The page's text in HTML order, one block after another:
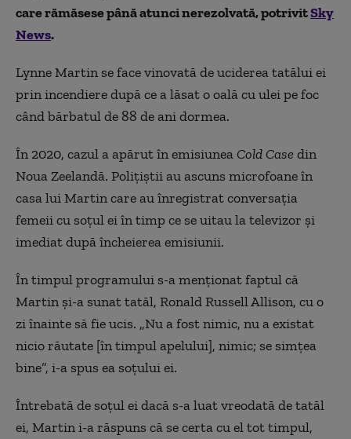
care rămăsese până atunci nerezolvată, potrivitSky
News.
Lynne Martin se face vinovată de uciderea tatălui ei
prin incendiere după ce a lăsat o oală cu ulei pe foc
când bărbatul de 88 de ani dormea.
În 2020, cazul a apărut în emisiunea Cold Case din
Noua Zeelandă. Polițiștii au ascuns microfoane în
casa lui Martin care au înregistrat conversația
femeii cu soțul ei în timp ce se uitau la televizor și
imediat după încheierea emisiunii.
În timpul programului s-a menționat faptul că
Martin și-a sunat tatăl, Ronald Russell Allison, cu o
zi înainte să fie ucis. „Nu a fost nimic, nu a existat
nicio răutate [în timpul apelului], nimic; se simțea
bine”, i-a spus ea soțului ei.
Întrebată de soțul ei dacă s-a luat vreodată de tatăl
ei, Martin i-a răspuns că se certa cu el tot timpul,